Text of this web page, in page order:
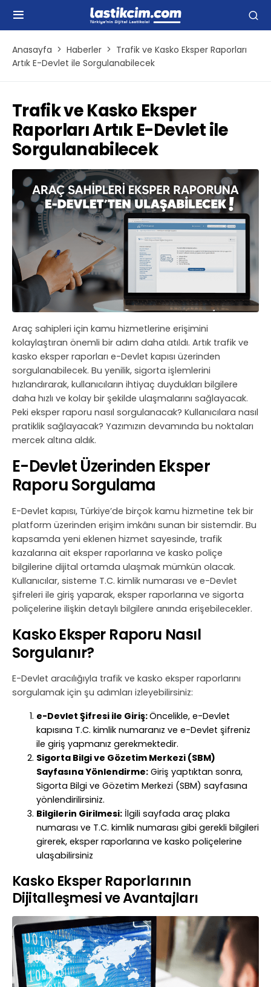
Anasayfa Haberler
Trafik ve Kasko Eksper Raporları
Artık E-Devlet ile Sorgulanabilecek
Trafik ve Kasko Eksper
Raporları Artık E-Devlet ile
Sorgulanabilecek
Araç sahipleri için kamu hizmetlerine erişimini
kolaylaştıran önemli bir adım daha atıldı. Artık trafik ve
kasko eksper raporları e-Devlet kapısı üzerinden
sorgulanabilecek. Bu yenilik, sigorta işlemlerini
hızlandırarak, kullanıcıların ihtiyaç duydukları bilgilere
daha hızlı ve kolay bir şekilde ulaşmalarını sağlayacak.
Peki eksper raporu nasıl sorgulanacak? Kullanıcılara nasıl
pratiklik sağlayacak? Yazımızın devamında bu noktaları
mercek altına aldık.
E-Devlet Üzerinden Eksper
Raporu Sorgulama
E-Devlet kapısı, Türkiye’de birçok kamu hizmetine tek bir
platform üzerinden erişim imkânı sunan bir sistemdir. Bu
kapsamda yeni eklenen hizmet sayesinde, trafik
kazalarına ait eksper raporlarına ve kasko poliçe
bilgilerine dijital ortamda ulaşmak mümkün olacak.
Kullanıcılar, sisteme T.C. kimlik numarası ve e-Devlet
şifreleri ile giriş yaparak, eksper raporlarına ve sigorta
poliçelerine ilişkin detaylı bilgilere anında erişebilecekler.
Kasko Eksper Raporu Nasıl
Sorgulanır?
E-Devlet aracılığıyla trafik ve kasko eksper raporlarını
sorgulamak için şu adımları izleyebilirsiniz:
e-Devlet Şifresi ile Giriş:Öncelikle, e-Devlet
kapısına T.C. kimlik numaranız ve e-Devlet şifreniz
ile giriş yapmanız gerekmektedir.
Sigorta Bilgi ve Gözetim Merkezi (SBM)
Sayfasına Yönlendirme: Giriş yaptıktan sonra,
Sigorta Bilgi ve Gözetim Merkezi (SBM) sayfasına
yönlendirilirsiniz.
Bilgilerin Girilmesi: İlgili sayfada araç plaka
numarası ve T.C. kimlik numarası gibi gerekli bilgileri
girerek, eksper raporlarına ve kasko poliçelerine
ulaşabilirsiniz
Kasko Eksper Raporlarının
Dijitalleşmesi ve Avantajları